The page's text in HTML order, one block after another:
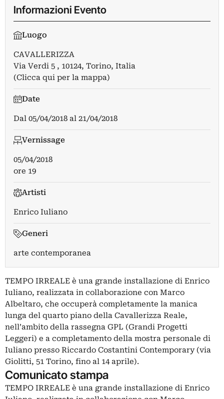
Informazioni Evento
Luogo
CAVALLERIZZA
Via Verdi 5 , 10124, Torino, Italia
(Clicca qui per la mappa)
Date
Dal 05/04/2018 al 21/04/2018
Vernissage
05/04/2018
ore 19
Artisti
Enrico Iuliano
Generi
arte contemporanea
TEMPO IRREALE è una grande installazione di Enrico
Iuliano, realizzata in collaborazione con Marco
Albeltaro, che occuperà completamente la manica
lunga del quarto piano della Cavallerizza Reale,
nell’ambito della rassegna GPL (Grandi Progetti
Leggeri) e a completamento della mostra personale di
Iuliano presso Riccardo Costantini Contemporary (via
Giolitti, 51 Torino, fino al 14 aprile).
Comunicato stampa
TEMPO IRREALE è una grande installazione di Enrico